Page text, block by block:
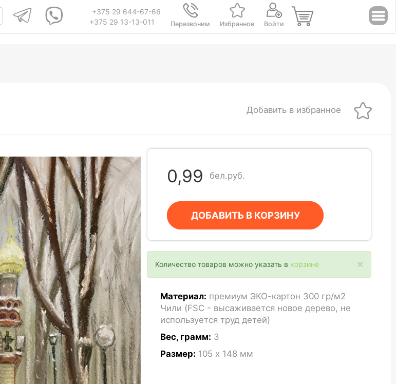
+375 29 644-67-66
+375 29 13-13-011
Перезвоним Избранное Войти
Добавить в избранное
0,99 бел.руб.
ДОБАВИТЬ В КОРЗИНУ
×
Количество товаров можно указать в корзине
Материал: премиум ЭКО-картон 300 гр/м2
Чили (FSC - высаживается новое дерево, не
используется труд детей)
Вес, грамм: 3
Размер: 105 x 148 мм